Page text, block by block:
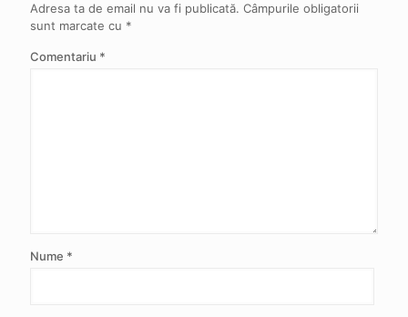
Adresa ta de email nu va fi publicată. Câmpurile obligatorii
sunt marcate cu *
Comentariu *
Nume *